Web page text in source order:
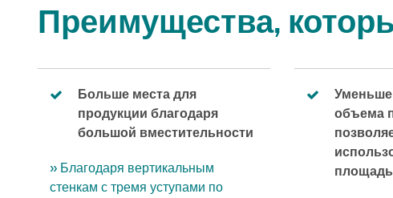
Преимущества,
Больше места для
продукции благодаря
большой вместительности
» Благодаря вертикальным
стенкам с тремя уступами по
объема
площадь